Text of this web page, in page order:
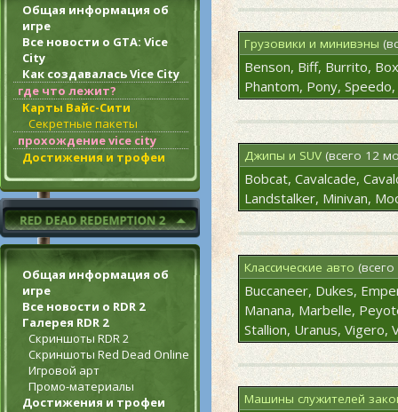
Общая информация об
игре
Все новости о GTA: Vice
City
Как создавалась Vice City
где что лежит?
Карты Вайс-Сити
Секретные пакеты
прохождение vice city
Достижения и трофеи
Общая информация об
игре
Все новости о RDR 2
Галерея RDR 2
Скриншоты RDR 2
Скриншоты Red Dead Online
Игровой арт
Промо-материалы
Достижения и трофеи
Грузовики и минивэны
Benson, Biff, Burrito,
Phantom, Pony,
Джипы и SUV(всего 12
Bobcat, Cavalcade,
Landstalker, Minivan,
Классические авто
Buccaneer, Dukes,
Manana, Marbelle,
Stallion, Uranus,
Машины служителей